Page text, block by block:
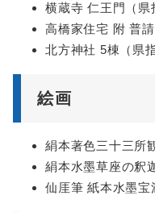
横蔵寺 仁王門（県
高橋家住宅 附 普
北方神社 5棟（県
絵画
絹本著色三十三所
絹本水墨草座の釈
仙厓筆 紙本水墨宝